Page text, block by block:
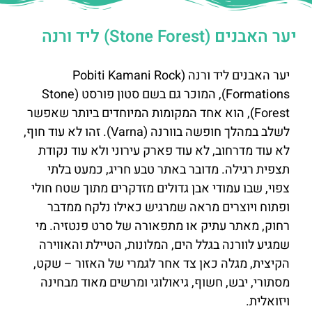
יער האבנים (Stone Forest) ליד ורנה
יער האבנים ליד ורנה (Pobiti Kamani Rock
Formations), המוכר גם בשם סטון פורסט (Stone
Forest), הוא אחד המקומות המיוחדים ביותר שאפשר
לשלב במהלך חופשה בוורנה (Varna). זהו לא עוד חוף,
לא עוד מדרחוב, לא עוד פארק עירוני ולא עוד נקודת
תצפית רגילה. מדובר באתר טבע חריג, כמעט בלתי
צפוי, שבו עמודי אבן גדולים מזדקרים מתוך שטח חולי
ופתוח ויוצרים מראה שמרגיש כאילו נלקח ממדבר
רחוק, מאתר עתיק או מתפאורה של סרט פנטזיה. מי
שמגיע לוורנה בגלל הים, המלונות, הטיילת והאווירה
הקיצית, מגלה כאן צד אחר לגמרי של האזור – שקט,
מסתורי, יבש, חשוף, גיאולוגי ומרשים מאוד מבחינה
ויזואלית.